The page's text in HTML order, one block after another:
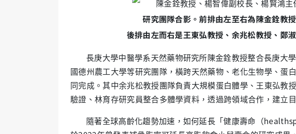
研究團隊合影。前排由左至右為陳金銓教
後排由左而右是王東弘教授、余兆松教授、鄭
長庚大學中醫學系天然藥物研究所陳金銓教授整合長庚大
國德州農工大學等研究團隊，橫跨天然藥物、老化生物學、蛋
同完成。其中余兆松教授團隊負責大規模蛋白體學、王東弘教
驗證、林育存研究員整合多體學資料，透過跨領域合作，建立
隨著全球高齡化趨勢加速，如何延長「健康壽命（